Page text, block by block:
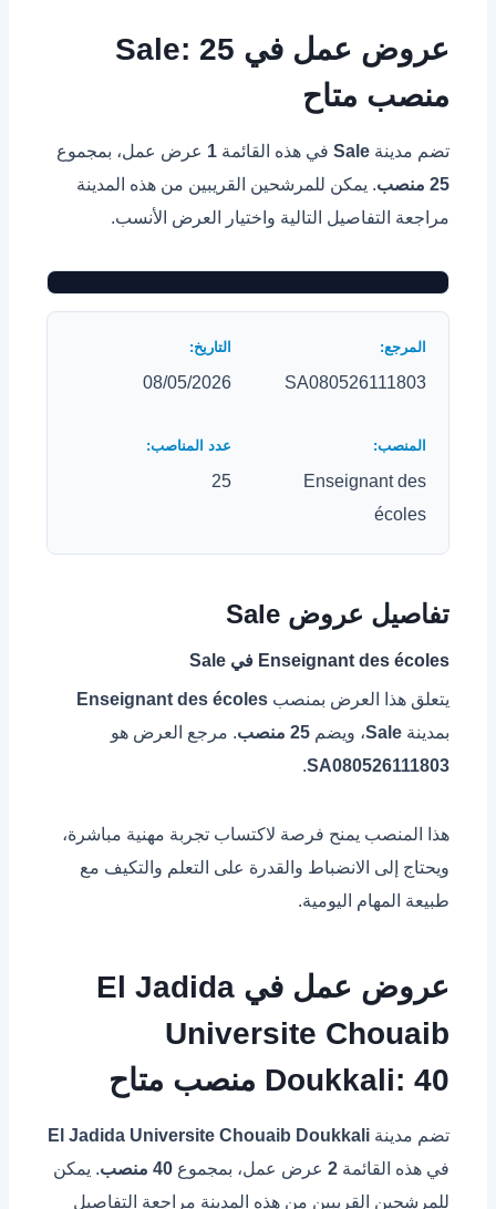
عروض عمل في Sale: 25
منصب متاح
تضم مدينة Sale في هذه القائمة 1 عرض عمل، بمجموع
25 منصب
. يمكن للمرشحين القريبين من هذه المدينة
مراجعة التفاصيل التالية واختيار العرض الأنسب.
SA080526111803
08/05/2026
Enseignant des
écoles
25
تفاصيل عروض Sale
Enseignant des écoles في Sale
يتعلق هذا العرض بمنصب Enseignant des écoles
بمدينة Sale، ويضم 25 منصب
. مرجع العرض هو
SA080526111803
.
هذا المنصب يمنح فرصة لاكتساب تجربة مهنية مباشرة،
ويحتاج إلى الانضباط والقدرة على التعلم والتكيف مع
طبيعة المهام اليومية.
عروض عمل في El Jadida
Universite Chouaib
Doukkali: 40 منصب متاح
تضم مدينة El Jadida Universite Chouaib Doukkali
في هذه القائمة 2 عرض عمل، بمجموع 40 منصب
. يمكن
للمرشحين القريبين من هذه المدينة مراجعة التفاصيل